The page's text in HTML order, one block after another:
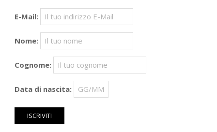
E-Mail:
Nome:
Cognome:
Data di nascita: